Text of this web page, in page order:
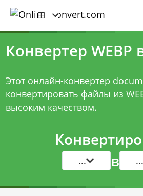
Конвертер WEBP
Этот онлайн-конвертер
конвертировать файлы из
высоким качеством.
... в ...